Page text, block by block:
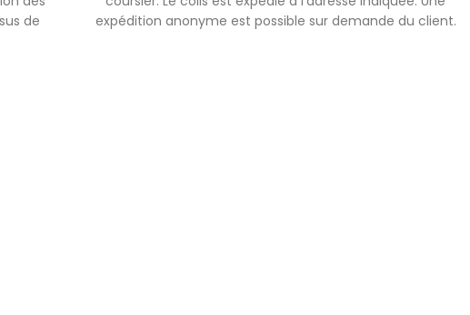
de
expédition anonyme est possible sur demande du client.